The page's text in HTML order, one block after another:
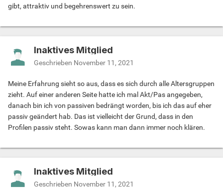
gibt, attraktiv und begehrenswert zu sein.
Inaktives Mitglied
Geschrieben November 11, 2021
Meine Erfahrung sieht so aus, dass es sich durch alle Altersgruppen
zieht. Auf einer anderen Seite hatte ich mal Akt/Pas angegeben,
danach bin ich von passiven bedrängt worden, bis ich das auf eher
passiv geändert hab. Das ist vielleicht der Grund, dass in den
Profilen passiv steht. Sowas kann man dann immer noch klären.
Inaktives Mitglied
Geschrieben November 11, 2021